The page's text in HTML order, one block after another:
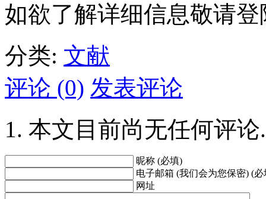
如欲了解详细信息敬请
分类: 文献
评论 (0) 发表评论
本文目前尚无任何评论.
昵称 (必填)
电子邮箱 (我们会为您保密) (必
网址